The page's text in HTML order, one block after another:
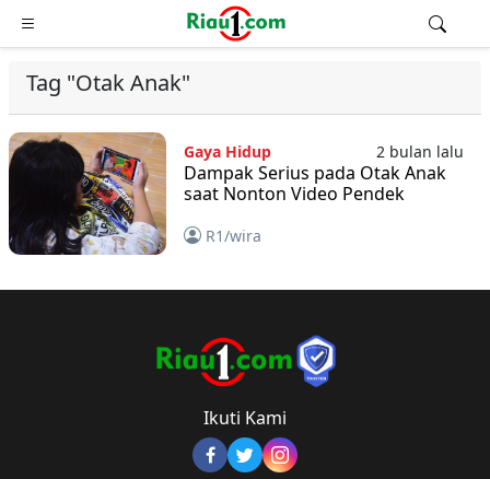
Tag "Otak Anak"
Gaya Hidup 2 bulan lalu
Dampak Serius pada Otak Anak
saat Nonton Video Pendek
R1/wira
Ikuti Kami